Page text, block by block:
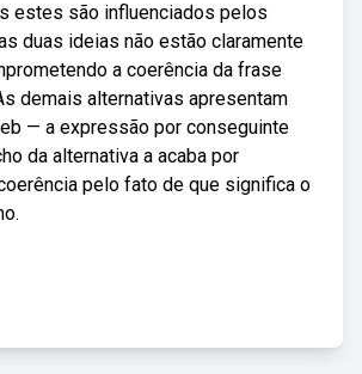
estes são influenciados pelos
duas ideias não estão claramente
a coerência da frase
demais alternativas apresentam
— a expressão por conseguinte
da alternativa a acaba por
pelo fato de que significa o